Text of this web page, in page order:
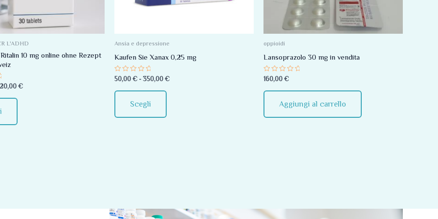
L'ADHD
10 mg online ohne Rezept
€
opzioni
possono
essere
scelte
Ansia e depressione
Kaufen Sie Xanax 0,25 mg
Valutato
su
50,00 € - 350,00 €
Scegli
essere
scelte
pagina
del
oppioidi
Lansoprazolo 30 mg in vendita
Valutato
su
160,00 €
Aggiungi al carrello